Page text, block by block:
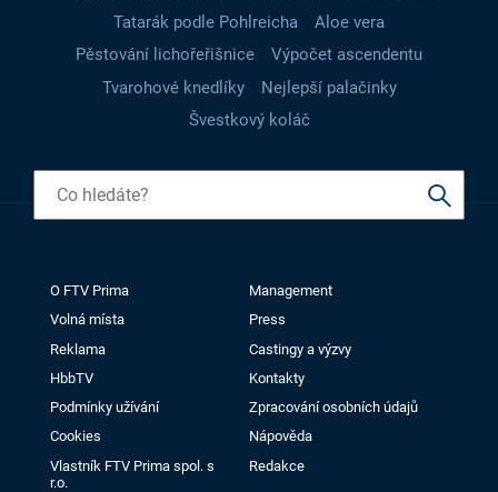
Tatarák podle Pohlreicha
Aloe vera
Pěstování lichořeřišnice
Výpočet ascendentu
Tvarohové knedlíky
Nejlepší palačinky
Švestkový koláč
O FTV Prima
Management
Volná místa
Press
Reklama
Castingy a výzvy
HbbTV
Kontakty
Podmínky užívání
Zpracování osobních údajů
Cookies
Nápověda
Vlastník FTV Prima spol. s
r.o.
Redakce